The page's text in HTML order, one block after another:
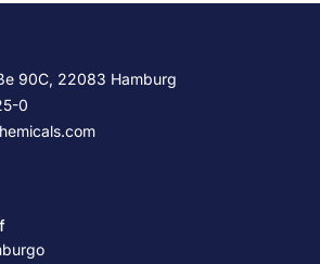
90C, 22083 Hamburg
0